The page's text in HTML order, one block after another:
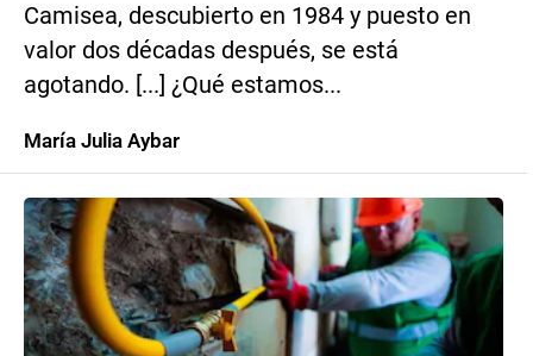
Camisea, descubierto en 1984 y puesto en
valor dos décadas después, se está
agotando. [...] ¿Qué estamos...
María Julia Aybar